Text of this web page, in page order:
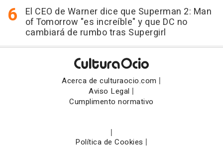
El CEO de Warner dice que Superman 2: Man
of Tomorrow "es increíble" y que DC no
cambiará de rumbo tras Supergirl
Acerca de culturaocio.com |
Aviso Legal |
Cumplimento normativo
|
Política de Cookies |